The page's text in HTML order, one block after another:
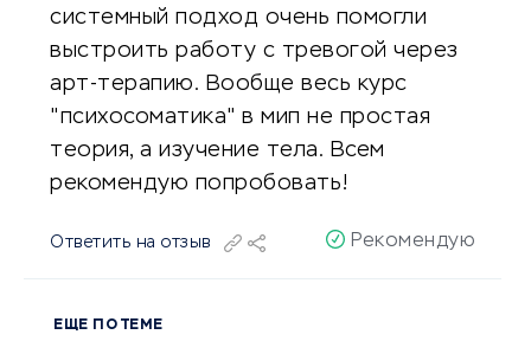
системный подход очень помогли
выстроить работу с тревогой через
арт-терапию. Вообще весь курс
"психосоматика" в мип не простая
теория, а изучение тела. Всем
рекомендую попробовать!
Ответить на отзыв Рекомендую
ЕЩЕ ПО ТЕМЕ